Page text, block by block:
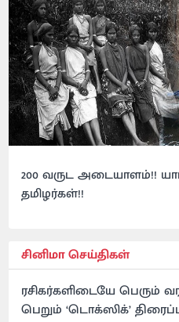
200 வருட அடையாளம்!!
தமிழர்கள்!!
சினிமா செய்திகள்
ரசிகர்களிடையே பெரும்
பெறும் ‘டொக்ஸிக்’